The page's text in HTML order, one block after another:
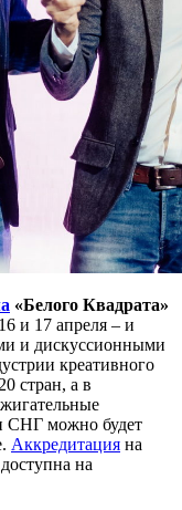
«Белого Квадрата»
и 17 апреля – и
и дискуссионными
креативного
стран, а в
СНГ можно будет
Аккредитация на
на